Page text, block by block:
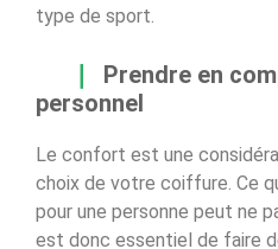
type de sport.
Prendre en
personnel
Le confort est une
choix de votre coiffure. Ce
pour une personne peut ne
est donc essentiel de faire